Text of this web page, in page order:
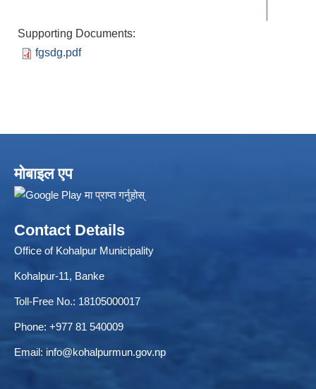
Supporting Documents:
fgsdg.pdf
मोबाइल एप
Contact Details
Office of Kohalpur Municipality
Kohalpur-11, Banke
Toll-Free No.: 18105000017
Phone: +977 81 540009
Email: info@kohalpurmun.gov.np